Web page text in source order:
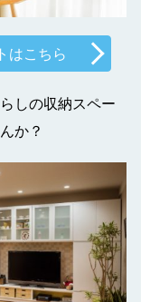
工場・ガレー
さい！！
はこちら